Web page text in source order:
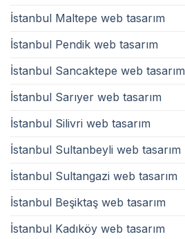
İstanbul Maltepe web tasarım
İstanbul Pendik web tasarım
İstanbul Sancaktepe web tasarım
İstanbul Sarıyer web tasarım
İstanbul Silivri web tasarım
İstanbul Sultanbeyli web tasarım
İstanbul Sultangazi web tasarım
İstanbul Beşiktaş web tasarım
İstanbul Kadıköy web tasarım